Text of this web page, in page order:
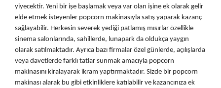
Parça
yiyecektir. Yeni bir işe başlamak veya var olan işine ek olarak gelir
elde etmek isteyenler popcorn makinasıyla satış yaparak kazanç
sağlayabilir. Herkesin severek yediği patlamış mısırlar özellikle
sinema salonlarında, sahillerde, lunapark da oldukça yaygın
olarak satılmaktadır. Ayrıca bazı firmalar özel günlerde, açılışlarda
veya davetlerde farklı tatlar sunmak amacıyla popcorn
makinasını kiralayarak ikram yaptırmaktadır. Sizde bir popcorn
makinası alarak bu gibi etkinliklere katılabilir ve kazancınıza ek